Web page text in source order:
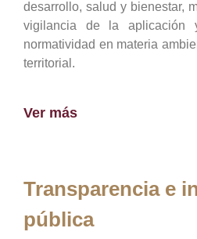
desarrollo, salud y bienestar,
vigilancia de la aplicación
normatividad en materia
territorial.
Ver más
Transparencia e
pública